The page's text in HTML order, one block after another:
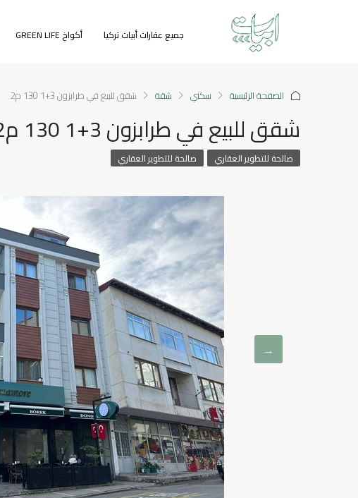
جميع عقارات أبيات تركيا أكواخ GREEN LIFE
الصفحة الرئيسية سكني شقة شقق للبيع في طرابزون 3+1 130 م2
شقق للبيع في طرابزون 3+1 130 م2
صالحة للتطوير العقاري صالحة للتطوير العقاري